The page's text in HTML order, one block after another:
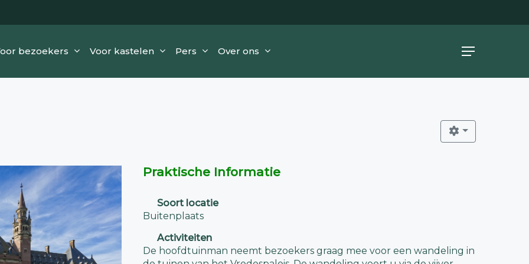
bezoekers Voor kastelen Pers Over ons Menu
Praktische Informatie
Soort locatie
Buitenplaats
Activiteiten
De hoofdtuinman neemt bezoekers graag mee voor een wandeling in